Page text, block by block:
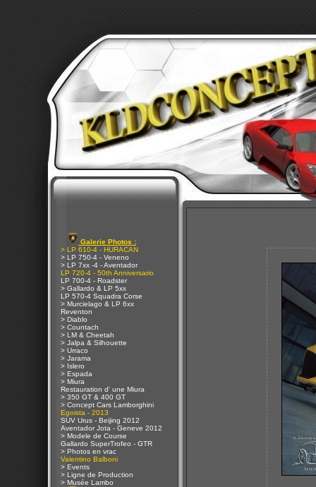
Galerie Photos :
> LP 610-4 - HURACAN
> LP 750-4 - Veneno
> LP 7xx -4 - Aventador
LP 720-4 - 50th Anniversario
LP 700-4 - Roadster
> Gallardo & LP 5xx
LP 570-4 Squadra Corse
> Murcielago & LP 6xx
Reventon
> Diablo
> Countach
> LM & Cheetah
> Jalpa & Silhouette
> Urraco
> Jarama
> Islero
> Espada
> Miura
Restauration d' une Miura
> 350 GT & 400 GT
> Concept Cars Lamborghini
Egoista - 2013
SUV Urus - Beijing 2012
Aventador Jota - Geneve 2012
> Modele de Course
Gallardo SuperTrofeo - GTR
> Photos en vrac
Valentino Balboni
> Events
> Ligne de Production
> Musée Lambo